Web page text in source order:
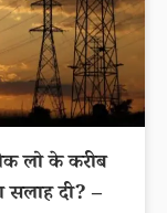
लो के करीब
सलाह दी? –